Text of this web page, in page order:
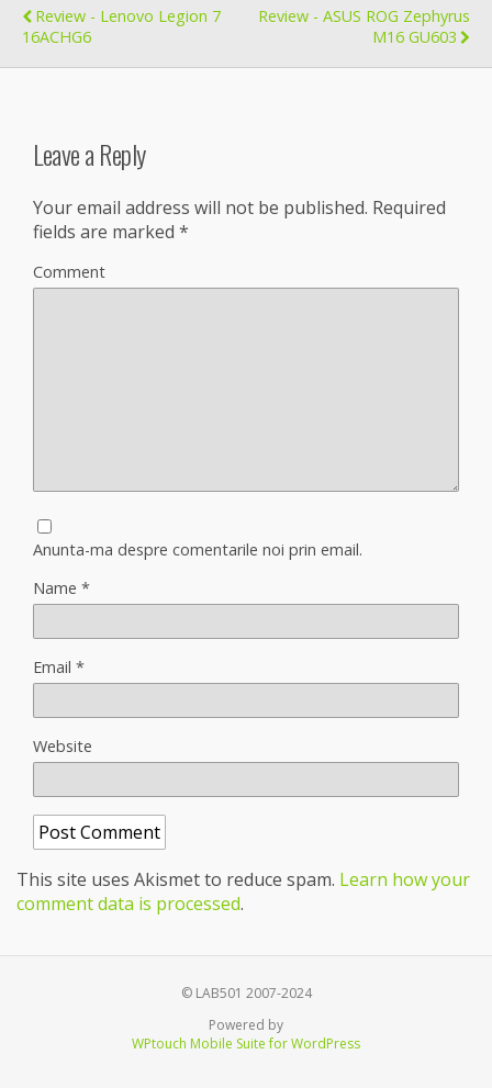
Review - Lenovo Legion 7
16ACHG6
Review - ASUS ROG Zephyrus
M16 GU603
Leave a Reply
Your email address will not be published. Required
fields are marked *
Comment
Anunta-ma despre comentarile noi prin email.
Name *
Email *
Website
This site uses Akismet to reduce spam. Learn how your
comment data is processed.
© LAB501 2007-2024
Powered by
WPtouch Mobile Suite for WordPress